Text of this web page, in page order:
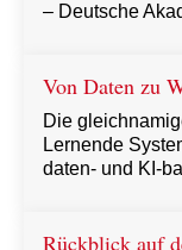
– Deutsche
Von Daten zu
Die
Lernende
daten- und KI-
Rückblick auf